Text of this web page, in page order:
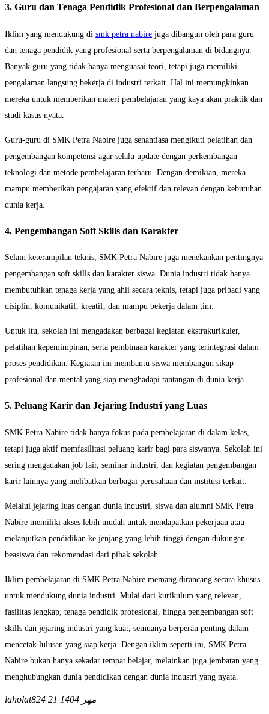
3. Guru dan Tenaga Pendidik Profesional dan Berpengalaman
Iklim yang mendukung di smk petra nabire juga dibangun oleh para guru
dan tenaga pendidik yang profesional serta berpengalaman di bidangnya.
Banyak guru yang tidak hanya menguasai teori, tetapi juga memiliki
pengalaman langsung bekerja di industri terkait. Hal ini memungkinkan
mereka untuk memberikan materi pembelajaran yang kaya akan praktik dan
studi kasus nyata.
Guru-guru di SMK Petra Nabire juga senantiasa mengikuti pelatihan dan
pengembangan kompetensi agar selalu update dengan perkembangan
teknologi dan metode pembelajaran terbaru. Dengan demikian, mereka
mampu memberikan pengajaran yang efektif dan relevan dengan kebutuhan
dunia kerja.
4. Pengembangan Soft Skills dan Karakter
Selain keterampilan teknis, SMK Petra Nabire juga menekankan pentingnya
pengembangan soft skills dan karakter siswa. Dunia industri tidak hanya
membutuhkan tenaga kerja yang ahli secara teknis, tetapi juga pribadi yang
disiplin, komunikatif, kreatif, dan mampu bekerja dalam tim.
Untuk itu, sekolah ini mengadakan berbagai kegiatan ekstrakurikuler,
pelatihan kepemimpinan, serta pembinaan karakter yang terintegrasi dalam
proses pendidikan. Kegiatan ini membantu siswa membangun sikap
profesional dan mental yang siap menghadapi tantangan di dunia kerja.
5. Peluang Karir dan Jejaring Industri yang Luas
SMK Petra Nabire tidak hanya fokus pada pembelajaran di dalam kelas,
tetapi juga aktif memfasilitasi peluang karir bagi para siswanya. Sekolah ini
sering mengadakan job fair, seminar industri, dan kegiatan pengembangan
karir lainnya yang melibatkan berbagai perusahaan dan institusi terkait.
Melalui jejaring luas dengan dunia industri, siswa dan alumni SMK Petra
Nabire memiliki akses lebih mudah untuk mendapatkan pekerjaan atau
melanjutkan pendidikan ke jenjang yang lebih tinggi dengan dukungan
beasiswa dan rekomendasi dari pihak sekolah.
Iklim pembelajaran di SMK Petra Nabire memang dirancang secara khusus
untuk mendukung dunia industri. Mulai dari kurikulum yang relevan,
fasilitas lengkap, tenaga pendidik profesional, hingga pengembangan soft
skills dan jejaring industri yang kuat, semuanya berperan penting dalam
mencetak lulusan yang siap kerja. Dengan iklim seperti ini, SMK Petra
Nabire bukan hanya sekadar tempat belajar, melainkan juga jembatan yang
menghubungkan dunia pendidikan dengan dunia industri yang nyata.
laholat824 21 مهر 1404